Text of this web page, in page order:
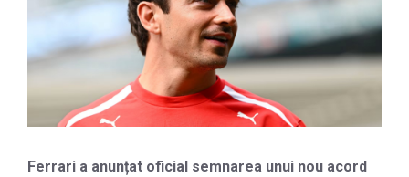
Ferrari a anunțat oficial semnarea unui nou acord